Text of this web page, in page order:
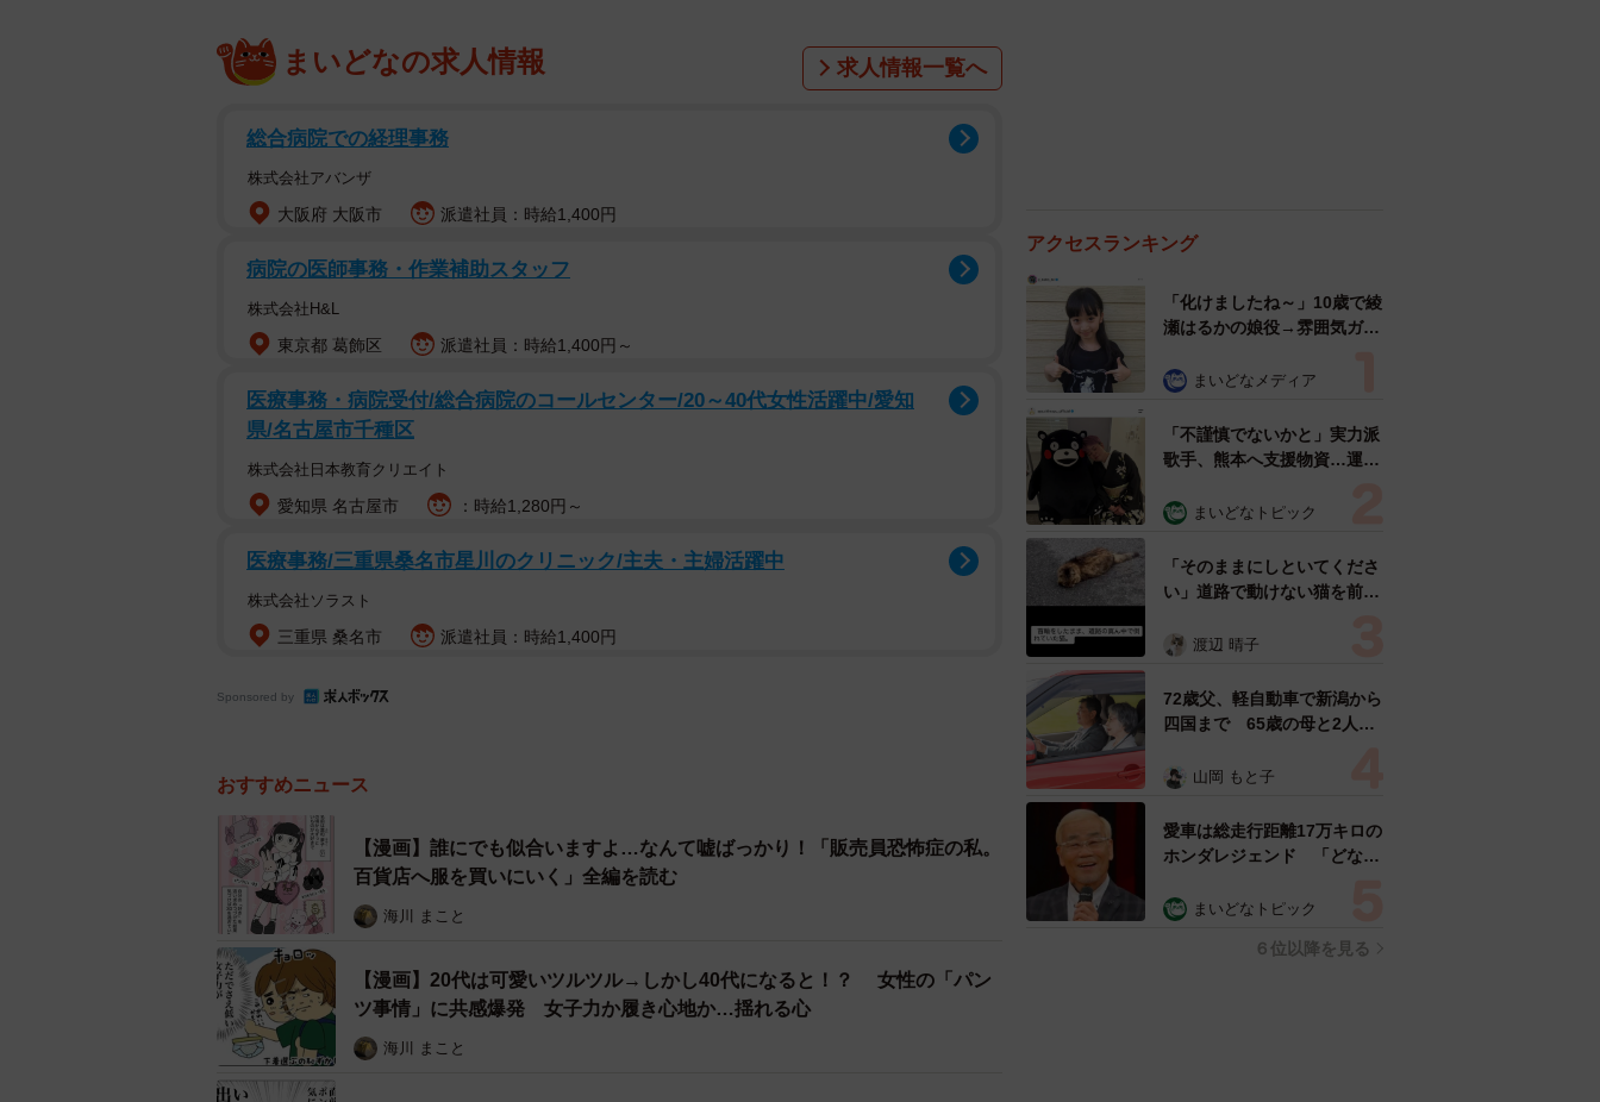
まいどなの求人情報 求人情報一覧へ
総合病院での経理事務
株式会社アバンザ
大阪府 大阪市 派遣社員：時給1,400円
病院の医師事務・作業補助スタッフ
株式会社H&L
東京都 葛飾区 派遣社員：時給1,400円～
医療事務・病院受付/総合病院のコールセンター/20～40代女性活躍中/愛知
県/名古屋市千種区
株式会社日本教育クリエイト
愛知県 名古屋市 ：時給1,280円～
医療事務/三重県桑名市星川のクリニック/主夫・主婦活躍中
株式会社ソラスト
三重県 桑名市 派遣社員：時給1,400円
Sponsored by
おすすめニュース
【漫画】誰にでも似合いますよ…なんて嘘ばっかり！「販売員恐怖症の私。
百貨店へ服を買いにいく」全編を読む
海川 まこと
【漫画】20代は可愛いツルツル→しかし40代になると！？ 女性の「パン
ツ事情」に共感爆発 女子力か履き心地か…揺れる心
海川 まこと
アクセスランキング
「化けましたね～」10歳で綾
瀬はるかの娘役→雰囲気ガラ
雰囲気が」「宝塚に入れそ
まいどなメディア
「不謹慎でないかと」実力派
歌手、熊本へ支援物資…運搬
めらい 「痛いほど伝わる」
まいどなトピック
「そのままにしといてくださ
い」道路で動けない猫を前に
ようとした4日間 「命の重
表の訴え
渡辺 晴子
72歳父、軽自動車で新潟から
四国まで 65歳の母と2人で
憩まで分刻み… 「大学生で
山岡 もと子
愛車は総走行距離17万キロの
ホンダレジェンド 「どなた
所漫才師が譲渡の意向
まいどなトピック
６位以降を見る